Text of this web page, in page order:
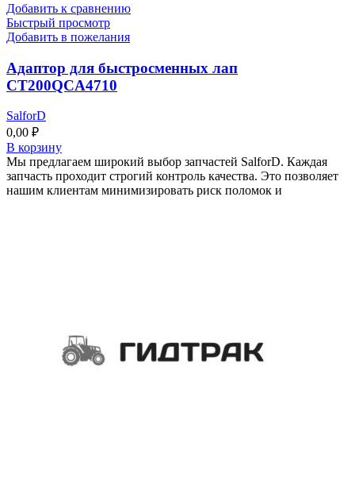
Добавить к сравнению
Быстрый просмотр
Добавить в пожелания
Адаптор для быстросменных лап
CT200QCA4710
SalforD
0,00 ₽
В корзину
Мы предлагаем широкий выбор запчастей SalforD. Каждая
запчасть проходит строгий контроль качества. Это позволяет
нашим клиентам минимизировать риск поломок и